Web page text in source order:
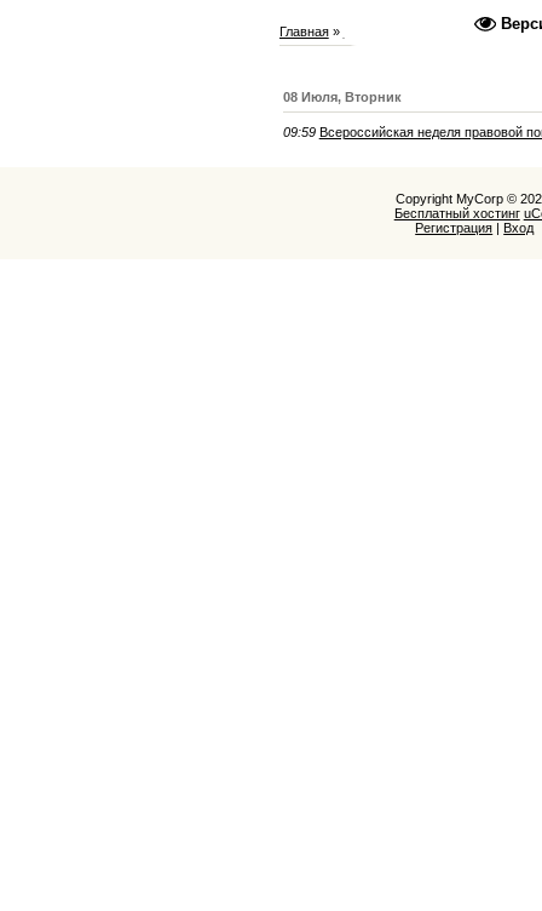
Главная»
08 Июля, Вторник
09:59 Всероссийская неделя правовой
Copyright MyCorp ©
Бесплатный хостинг
Регистрация
Вход